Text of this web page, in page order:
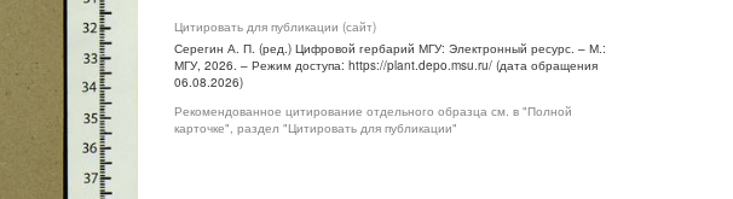
Цитировать для публикации (сайт)
Серегин А. П. (ред.) Цифровой гербарий МГУ: Электронный ресурс. – М.:
МГУ, 2026. – Режим доступа: https://plant.depo.msu.ru/ (дата обращения
06.08.2026)
Рекомендованное цитирование отдельного образца см. в "Полной
карточке", раздел "Цитировать для публикации"